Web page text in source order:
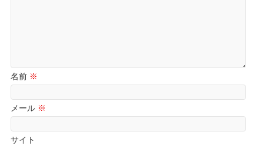
名前 ※
メール ※
サイト